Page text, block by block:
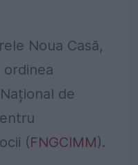
Noua Casă,
de
(FNGCIMM).